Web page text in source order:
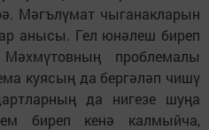
Мәгълүмат чыганакларын
анысы. Гел юнәлеш биреп
проблемалы
куясың да бергәләп чишү
да нигезе шуңа
биреп кенә калмыйча,